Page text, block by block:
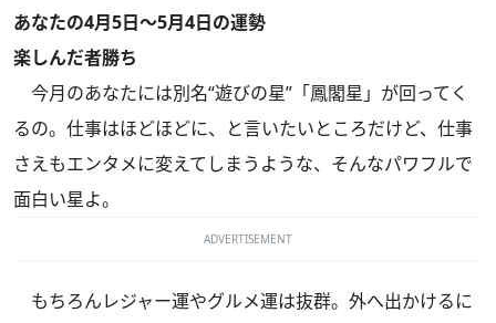
あなたの4月5日～5月4日の運勢
楽しんだ者勝ち
今月のあなたには別名“遊びの星”「鳳閣星」が回ってく
るの。仕事はほどほどに、と言いたいところだけど、仕事
さえもエンタメに変えてしまうような、そんなパワフルで
面白い星よ。
ADVERTISEMENT
もちろんレジャー運やグルメ運は抜群。外へ出かけるに